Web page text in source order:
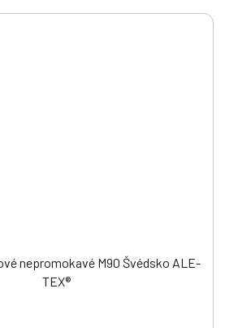
nepromokavé M90 Švédsko ALE-
TEX®